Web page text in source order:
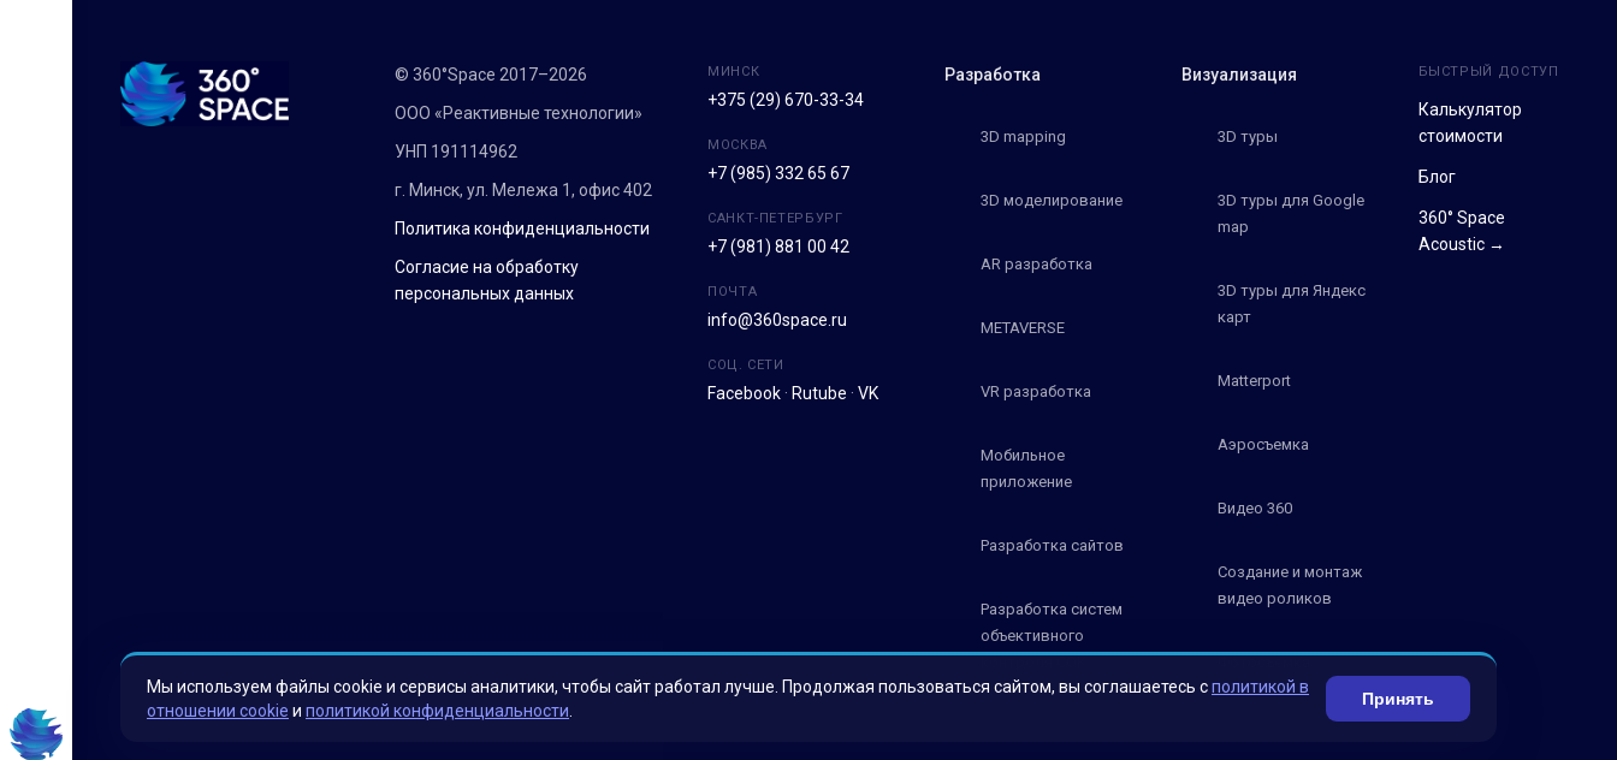
© 360°Space 2017–2026
ООО «Реактивные технологии»
УНП 191114962
г. Минск, ул. Мележа 1, офис 402
Политика конфиденциальности
Согласие на обработку
персональных данных
МИНСК
+375 (29) 670-33-34
МОСКВА
+7 (985) 332 65 67
САНКТ-ПЕТЕРБУРГ
+7 (981) 881 00 42
ПОЧТА
info@360space.ru
СОЦ. СЕТИ
Facebook· Rutube · VK
Разработка
3D mapping
3D моделирование
AR разработка
METAVERSE
VR разработка
Мобильное
приложение
Разработка сайтов
Разработка систем
объективного
Визуализация
3D туры
3D туры для Google
map
3D туры для Яндекс
карт
Matterport
Аэросъемка
Видео 360
Создание и монтаж
видео роликов
БЫСТРЫЙ ДОСТУП
Калькулятор
стоимости
Блог
360° Space
Acoustic →
Мы используем файлы cookie и сервисы аналитики, чтобы сайт работал лучше. Продолжая пользоваться сайтом, вы соглашаетесь сполитикой в
отношении cookie и политикой конфиденциальности
Принять